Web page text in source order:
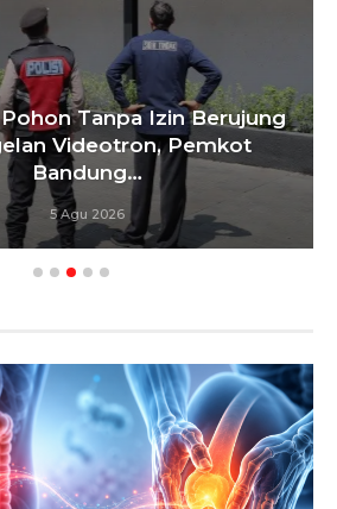
Tanpa Izin Berujung
Videotron, Pemkot
Bandung…
5 Agu 2026